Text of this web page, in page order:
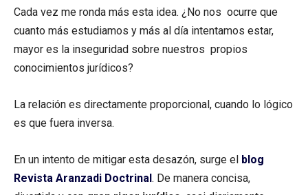
Cada vez me ronda más esta idea. ¿No nos ocurre que
cuanto más estudiamos y más al día intentamos estar,
mayor es la inseguridad sobre nuestros propios
conocimientos jurídicos?
La relación es directamente proporcional, cuando lo lógico
es que fuera inversa.
En un intento de mitigar esta desazón, surge el blog
Revista Aranzadi Doctrinal . De manera concisa,